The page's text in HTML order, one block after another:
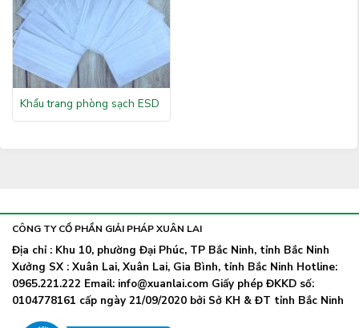
Khẩu trang phòng sạch ESD
CÔNG TY CỔ PHẦN GIẢI PHÁP XUÂN LAI
Địa chỉ : Khu 10, phường Đại Phúc, TP Bắc Ninh, tỉnh Bắc Ninh
Xưởng SX : Xuân Lai, Xuân Lai, Gia Bình, tỉnh Bắc Ninh Hotline:
0965.221.222 Email: info@xuanlai.com Giấy phép ĐKKD số:
0104778161 cấp ngày 21/09/2020 bởi Sở KH & ĐT tỉnh Bắc Ninh